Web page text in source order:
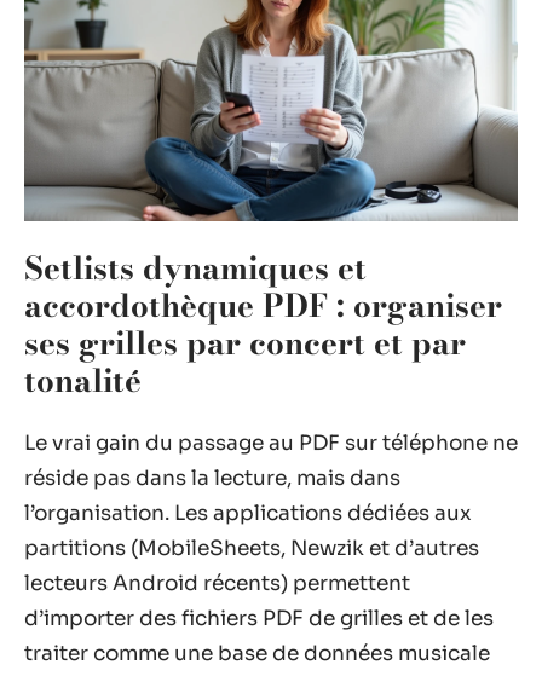
Setlists dynamiques et
accordothèque PDF : organiser
ses grilles par concert et par
tonalité
Le vrai gain du passage au PDF sur téléphone ne
réside pas dans la lecture, mais dans
l’organisation. Les applications dédiées aux
partitions (MobileSheets, Newzik et d’autres
lecteurs Android récents) permettent
d’importer des fichiers PDF de grilles et de les
traiter comme une base de données musicale